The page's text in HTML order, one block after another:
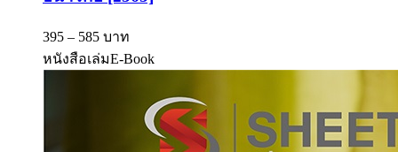
395 – 585 บาท
หนังสือเล่มE-Book